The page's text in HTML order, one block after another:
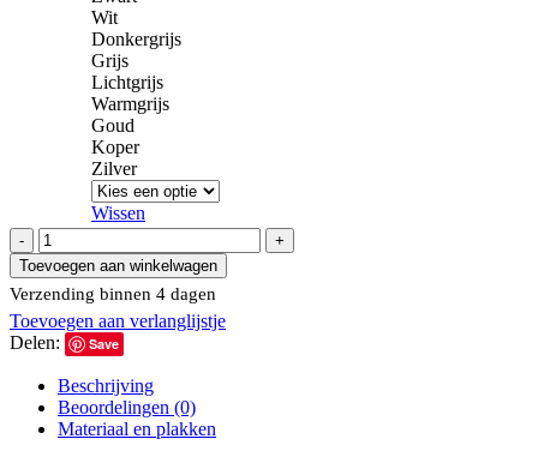
Wit
Donkergrijs
Grijs
Lichtgrijs
Warmgrijs
Goud
Koper
Zilver
Wissen
Muurstickers
Dino
3
kleuren
aantal
Toevoegen aan winkelwagen
Verzending binnen 4 dagen
Toevoegen aan verlanglijstje
Delen:
Save
Beschrijving
Beoordelingen (0)
Materiaal en plakken